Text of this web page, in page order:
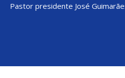
Pastor presidente José